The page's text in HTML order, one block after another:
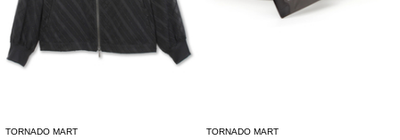
TORNADO MART TORNADO MART